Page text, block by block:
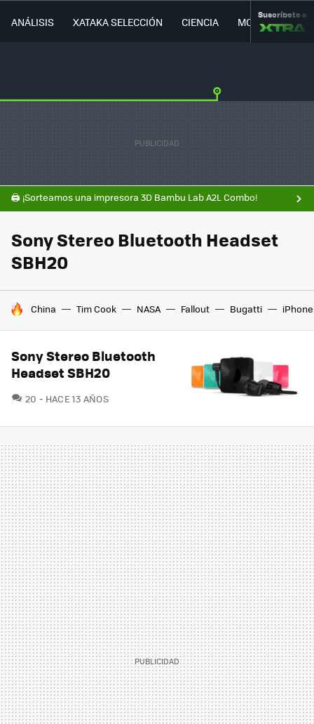
ANÁLISIS XATAKA SELECCIÓN CIENCIA MOVILIDAD
Suscríbete a
🖨️ ¡Sorteamos una impresora 3D Bambu Lab A2L Combo!
Sony Stereo Bluetooth Headset
SBH20
HOY SE HABLA DE
China Tim Cook NASA Fallout Bugatti iPhone
Sony Stereo Bluetooth
Headset SBH20
20 COMENTARIOS
HACE 13 AÑOS